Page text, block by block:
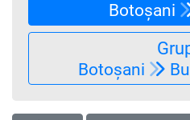
Botoșani
Botoșani